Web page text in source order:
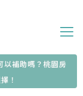
以補助嗎？桃園房
！